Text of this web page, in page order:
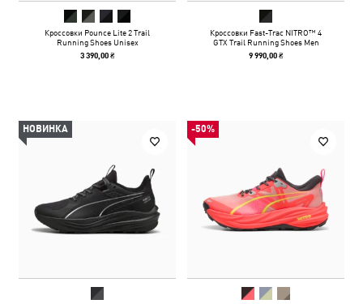
Кроссовки Pounce Lite 2 Trail
Running Shoes Unisex
3 390,00 ₴
Кроссовки Fast-Trac NITRO™ 4
GTX Trail Running Shoes Men
9 990,00 ₴
НОВИНКА -50%